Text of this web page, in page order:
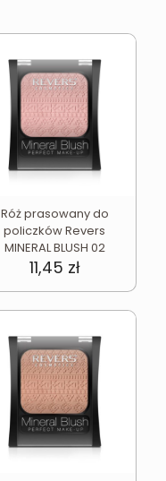
Róż prasowany do
policzków Revers
MINERAL BLUSH 02
11,45 zł